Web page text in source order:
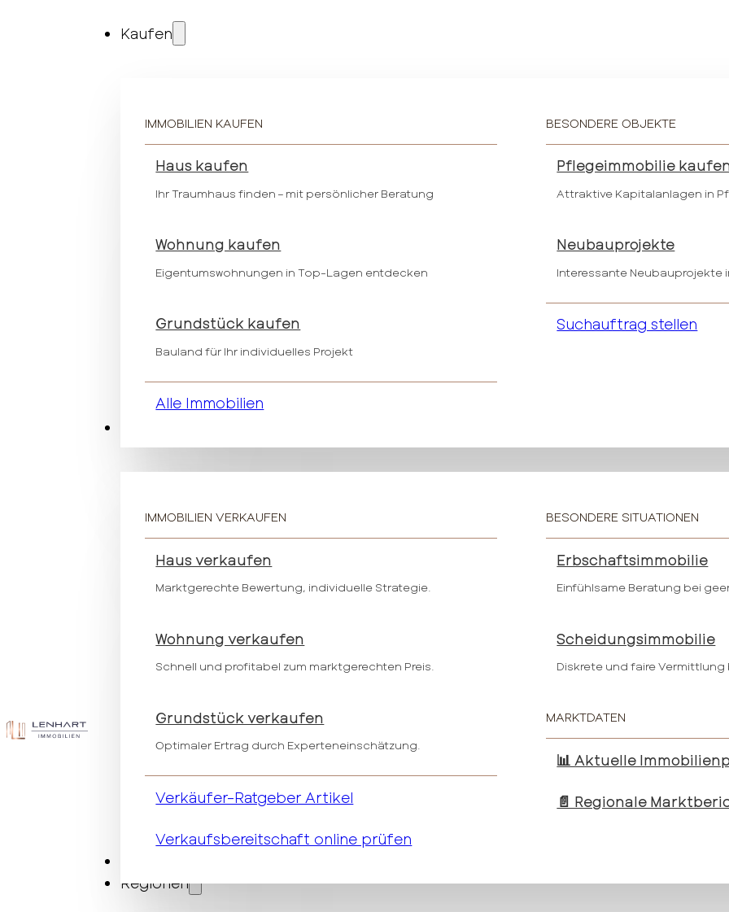
Kaufen
IMMOBILIEN KAUFEN
Haus kaufen
Ihr Traumhaus finden – mit persönlicher Beratung
Wohnung kaufen
Eigentumswohnungen in Top-Lagen entdecken
Grundstück kaufen
Bauland für Ihr individuelles Projekt
Alle Immobilien
BESONDERE OBJEKTE
Pflegeimmobilie
Attraktive Kapitalanlagen in
Neubauprojekte
Interessante Neubauprojekte
Suchauftrag stellen
IMMOBILIEN VERKAUFEN
Haus verkaufen
Marktgerechte Bewertung, individuelle Strategie.
Wohnung verkaufen
Schnell und profitabel zum marktgerechten Preis.
Grundstück verkaufen
Optimaler Ertrag durch Experteneinschätzung.
Verkäufer-Ratgeber Artikel
Verkaufsbereitschaft online prüfen
BESONDERE SITUATIONEN
Erbschaftsimmobilie
Einfühlsame Beratung bei
Scheidungsimmobilie
Diskrete und faire Vermittlung
MARKTDATEN
📊 Aktuelle
📄 Regionale
Regionen